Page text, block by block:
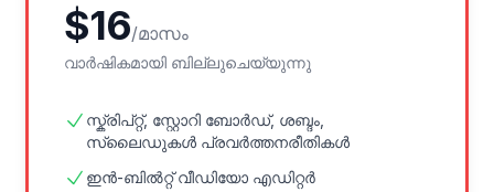
$16/മാസം
വാർഷികമായി ബില്ലുചെയ്യുന്നു
സ്ക്രിപ്റ്റ്, സ്റ്റോറി ബോർഡ്, ശബ്ദം,
സ്ലൈഡുകൾ പ്രവർത്തനരീതികൾ
ഇൻ-ബിൽറ്റ് വീഡിയോ എഡിറ്റർ